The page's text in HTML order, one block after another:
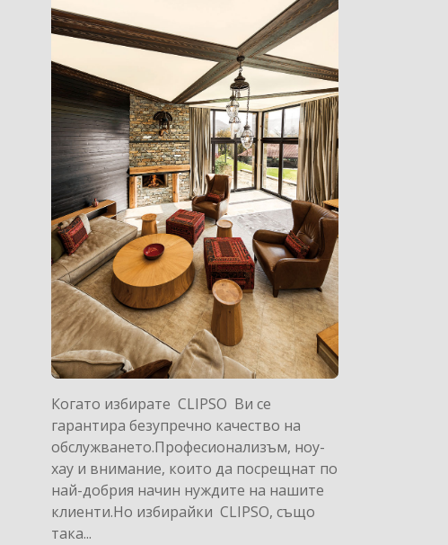
Когато избирате CLIPSO Ви се
гарантира безупречно качество на
обслужването.Професионализъм, ноу-
хау и внимание, които да посрещнат по
най-добрия начин нуждите на нашите
клиенти.Но избирайки CLIPSO, също
така...